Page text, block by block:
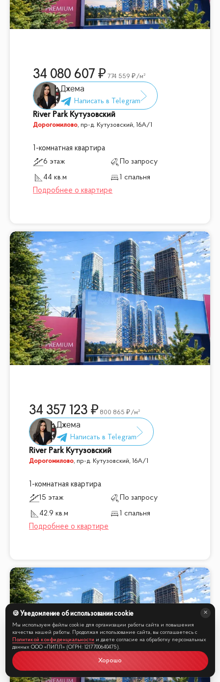
34 080 607 774 559 /м²
Джема
River Park Кутузовский
Дорогомилово,пр-д. Кутузовский, 16А/1
1-комнатная квартира
6 этаж
По запросу
44 кв.м
1 спальня
34 357 123 800 865 /м²
Джема
River Park Кутузовский
Дорогомилово,пр-д. Кутузовский, 16А/1
1-комнатная квартира
15 этаж
По запросу
42.9 кв.м
1 спальня
🍪 Уведомление об использовании cookie
Мы используем файлы cookie для организации работы сайта и повышения
качества нашей работы. Продолжая использование сайта, вы соглашаетесь с
Политикой конфиденциальности и даете согласие на обработку персональных
данных ООО «ПИПЛ» (ОГРН: 1217700640475).
Хорошо